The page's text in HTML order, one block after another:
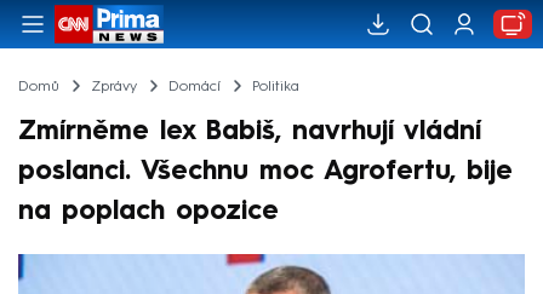
Domů Zprávy Domácí Politika
Zmírněme lex Babiš, navrhují vládní
poslanci. Všechnu moc Agrofertu, bije
na poplach opozice